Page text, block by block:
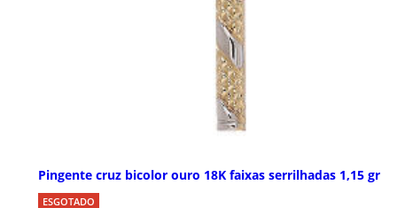
Pingente cruz bicolor ouro 18K faixas serrilhadas 1,15 gr
ESGOTADO